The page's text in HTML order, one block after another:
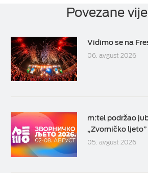
Povezane
Vidimo se na
06. avgust 2026
m:tel podržao
„Zvorničko ljeto”
05. avgust 2026